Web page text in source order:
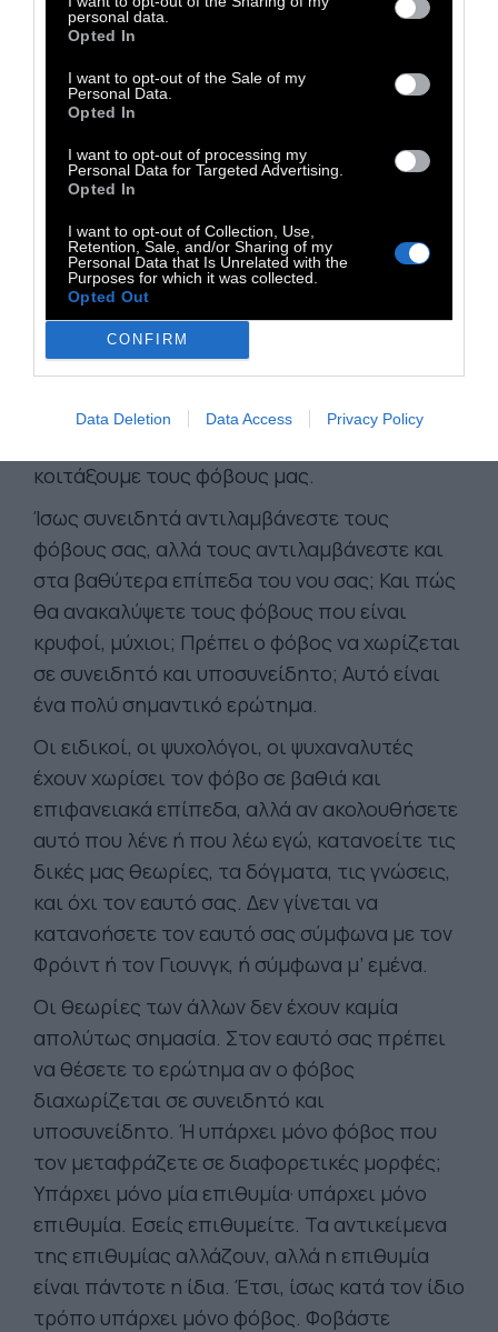
personal data.
Opted In
I want to opt-out of the Sale of my
Personal Data.
Opted In
I want to opt-out of processing my
Personal Data for Targeted Advertising.
Opted In
I want to opt-out of Collection, Use,
Retention, Sale, and/or Sharing of my
Personal Data that Is Unrelated with the
Purposes for which it was collected.
Opted Out
CONFIRM
Data Deletion Data Access Privacy Policy
συνάμα, ο νους αμβλύνεται, και συνεπώς η
αδράνεια είναι αναπόφευκτη.
Αναρωτιέμαι, λοιπόν: Μα γιατί σκέφτομαι το
μέλλον και το παρελθόν με όρους ηδονής και
πόνου, εφόσον γνωρίζω ότι μια τέτοια σκέψη
προκαλεί φόβο; Άραγε δεν είναι δυνατόν η
φόβος δεν θα σταματήσει ποτέ;
Μία από τις λειτουργίες της σκέψης είναι να
απασχολείται όλη την ώρα με κάτι. Οι
περισσότεροι θέλουμε ο νους μας να είναι
συνεχώς απασχολημένος, για να μη βλέπουμε
τον εαυτό μας όπως πραγματικά είναι.
κοιτάξουμε τους φόβους μας.
Ίσως συνειδητά αντιλαμβάνεστε τους
φόβους σας, αλλά τους αντιλαμβάνεστε και
στα βαθύτερα επίπεδα του νου σας; Και πώς
θα ανακαλύψετε τους φόβους που είναι
κρυφοί, μύχιοι; Πρέπει ο φόβος να χωρίζεται
σε συνειδητό και υποσυνείδητο; Αυτό είναι
ένα πολύ σημαντικό ερώτημα.
Οι ειδικοί, οι ψυχολόγοι, οι ψυχαναλυτές
έχουν χωρίσει τον φόβο σε βαθιά και
επιφανειακά επίπεδα, αλλά αν ακολουθήσετε
αυτό που λένε ή που λέω εγώ, κατανοείτε τις
δικές μας θεωρίες, τα δόγματα, τις γνώσεις,
και όχι τον εαυτό σας. Δεν γίνεται να
κατανοήσετε τον εαυτό σας σύμφωνα με τον
Φρόιντ ή τον Γιουνγκ, ή σύμφωνα μ’ εμένα.
Οι θεωρίες των άλλων δεν έχουν καμία
απολύτως σημασία. Στον εαυτό σας πρέπει
να θέσετε το ερώτημα αν ο φόβος
διαχωρίζεται σε συνειδητό και
υποσυνείδητο. Ή υπάρχει μόνο φόβος που
τον μεταφράζετε σε διαφορετικές μορφές;
Υπάρχει μόνο μία επιθυμία· υπάρχει μόνο
επιθυμία. Εσείς επιθυμείτε. Τα αντικείμενα
της επιθυμίας αλλάζουν, αλλά η επιθυμία
είναι πάντοτε η ίδια. Έτσι, ίσως κατά τον ίδιο
τρόπο υπάρχει μόνο φόβος. Φοβάστε